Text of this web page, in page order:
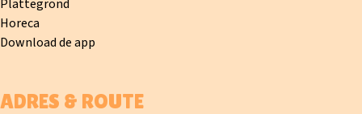
Plattegrond
Horeca
Download de app
ADRES & ROUTE